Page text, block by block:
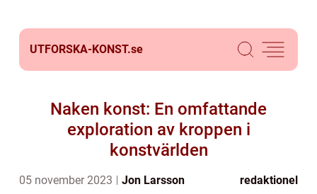
UTFORSKA-KONST.se
Naken konst: En omfattande
exploration av kroppen i
konstvärlden
05 november 2023 Jon Larsson redaktionel